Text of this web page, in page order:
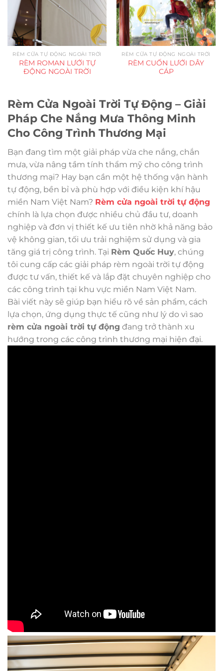
Rèm Cửa Ngoài Trời Tự Động – Giải
Pháp Che Nắng Mưa Thông Minh
Cho Công Trình Thương Mại
Bạn đang tìm một giải pháp vừa che nắng, chắn
mưa, vừa nâng tầm tính thẩm mỹ cho công trình
thương mại? Hay bạn cần một hệ thống vận hành
tự động, bền bỉ và phù hợp với điều kiện khí hậu
miền Nam Việt Nam? Rèm cửa ngoài trời tự động
chính là lựa chọn được nhiều chủ đầu tư, doanh
nghiệp và đơn vị thiết kế ưu tiên nhờ khả năng bảo
vệ không gian, tối ưu trải nghiệm sử dụng và gia
tăng giá trị công trình. Tại Rèm Quốc Huy, chúng
tôi cung cấp các giải pháp rèm ngoài trời tự động
được tư vấn, thiết kế và lắp đặt chuyên nghiệp cho
các công trình tại khu vực miền Nam Việt Nam.
Bài viết này sẽ giúp bạn hiểu rõ về sản phẩm, cách
lựa chọn, ứng dụng thực tế cũng như lý do vì sao
rèm cửa ngoài trời tự động đang trở thành xu
hướng trong các công trình thương mại hiện đại.
RÈM CỬA TỰ ĐỘNG NGOÀI TRỜI
RÈM ROMAN LƯỚI TỰ
ĐỘNG NGOÀI TRỜI
RÈM CỬA TỰ ĐỘNG NGOÀI TRỜI
RÈM CUỐN LƯỚI DÂY
CÁP